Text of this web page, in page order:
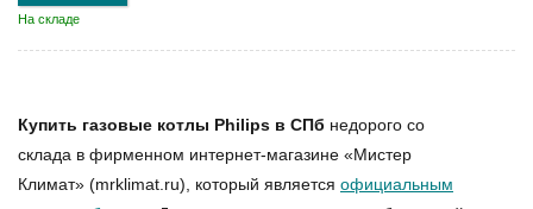
На складе
Купить газовые котлы Philips в СПб недорого со
склада в фирменном интернет-магазине «Мистер
Климат» (mrklimat.ru), который является официальным